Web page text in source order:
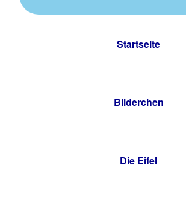
Startseite
Bilderchen
Die Eifel